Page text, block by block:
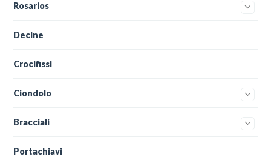
Rosarios
Decine
Crocifissi
Ciondolo
Bracciali
Portachiavi